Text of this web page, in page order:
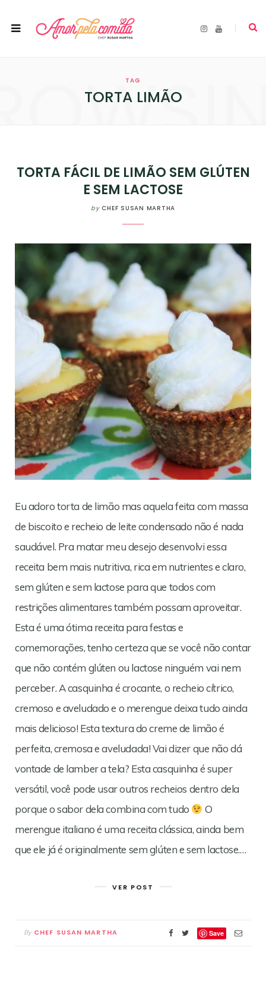
I
Y
TAG
TORTA LIMÃO
TORTA FÁCIL DE LIMÃO SEM GLÚTEN
E SEM LACTOSE
by CHEF SUSAN MARTHA
Eu adoro torta de limão mas aquela feita com massa
de biscoito e recheio de leite condensado não é nada
saudável. Pra matar meu desejo desenvolvi essa
receita bem mais nutritiva, rica em nutrientes e claro,
sem glúten e sem lactose para que todos com
restrições alimentares também possam aproveitar.
Esta é uma ótima receita para festas e
comemorações, tenho certeza que se você não contar
que não contém glúten ou lactose ninguém vai nem
perceber. A casquinha é crocante, o recheio cítrico,
cremoso e aveludado e o merengue deixa tudo ainda
mais delicioso! Esta textura do creme de limão é
perfeita, cremosa e aveludada! Vai dizer que não dá
vontade de lamber a tela? Esta casquinha é super
versátil, você pode usar outros recheios dentro dela
porque o sabor dela combina com tudo
O
merengue italiano é uma receita clássica, ainda bem
que ele já é originalmente sem glúten e sem lactose.…
VER POST
By CHEF SUSAN MARTHA Save